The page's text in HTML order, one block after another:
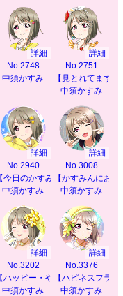
詳細
No.2748
中須かすみ
詳細
No.2751
【見とれてます？
中須かすみ
詳細
No.2940
【今日のかすみんも】
中須かすみ
詳細
No.3008
【かすみんにお任
中須かすみ
です】
詳細
No.3202
【ハッピー・やっぴー】
中須かすみ
詳細
No.3376
【ハピネスフラワ
中須かすみ